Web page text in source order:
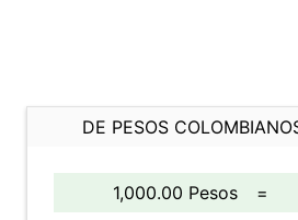
DE PESOS
1,000.00 Pesos =